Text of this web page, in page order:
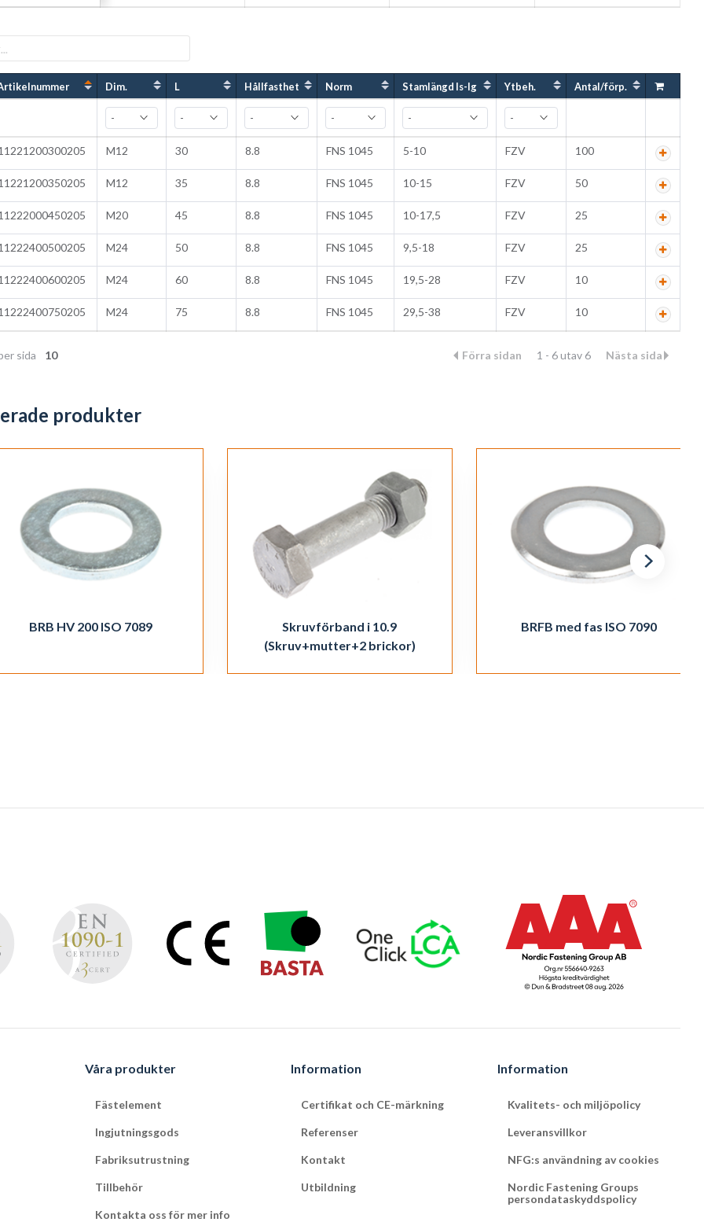
Dim. L Hållfasthet Norm Stamlängd ls-lg Ytbeh. Antal/förp.
M12 30 8.8 FNS 1045 5-10 FZV 100
M12 35 8.8 FNS 1045 10-15 FZV 50
M20 45 8.8 FNS 1045 10-17,5 FZV 25
M24 50 8.8 FNS 1045 9,5-18 FZV 25
M24 60 8.8 FNS 1045 19,5-28 FZV 10
M24 75 8.8 FNS 1045 29,5-38 FZV 10
sida 10 Förra sidan 1 - 6 utav 6 Nästa sida
produkter
BRB HV 200 ISO 7089
Skruvförband i 10.9
(Skruv+mutter+2 brickor)
BRFB med fas ISO 7090
Våra produkter
Fästelement
Ingjutningsgods
Fabriksutrustning
Tillbehör
Kontakta oss för mer info
Information
Certifikat och CE-märkning
Referenser
Kontakt
Utbildning
Information
Kvalitets- och miljöpolicy
Leveransvillkor
NFG:s användning av cookies
Nordic Fastening Groups
persondataskyddspolicy